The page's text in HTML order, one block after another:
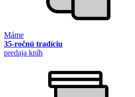
Máme
35-ročnú tradíciu
predaja kníh